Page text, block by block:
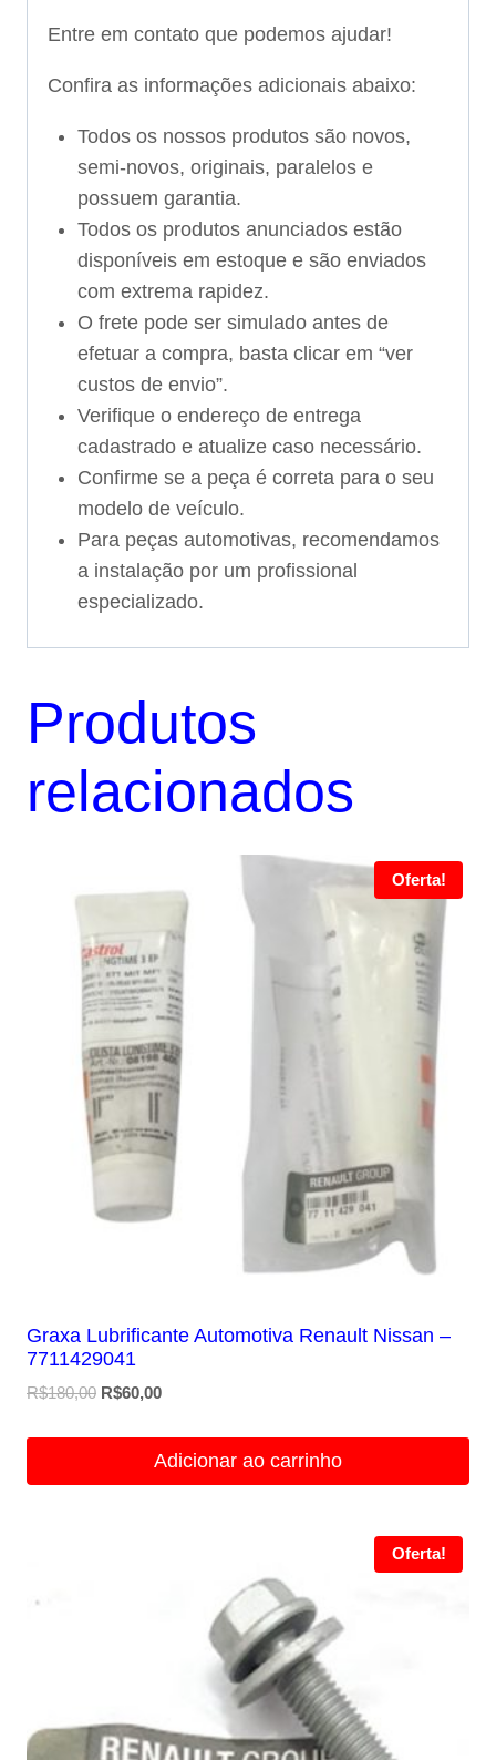
Entre em contato que podemos ajudar!
Confira as informações adicionais abaixo:
Todos os nossos produtos são novos,
semi-novos, originais, paralelos e
possuem garantia.
Todos os produtos anunciados estão
disponíveis em estoque e são enviados
com extrema rapidez.
O frete pode ser simulado antes de
efetuar a compra, basta clicar em “ver
custos de envio”.
Verifique o endereço de entrega
cadastrado e atualize caso necessário.
Confirme se a peça é correta para o seu
modelo de veículo.
Para peças automotivas, recomendamos
a instalação por um profissional
especializado.
Produtos
relacionados
Oferta!
Graxa Lubrificante Automotiva Renault Nissan –
7711429041
R$180,00 O
R$60,00O
é:
Adicionar ao carrinho
Oferta!